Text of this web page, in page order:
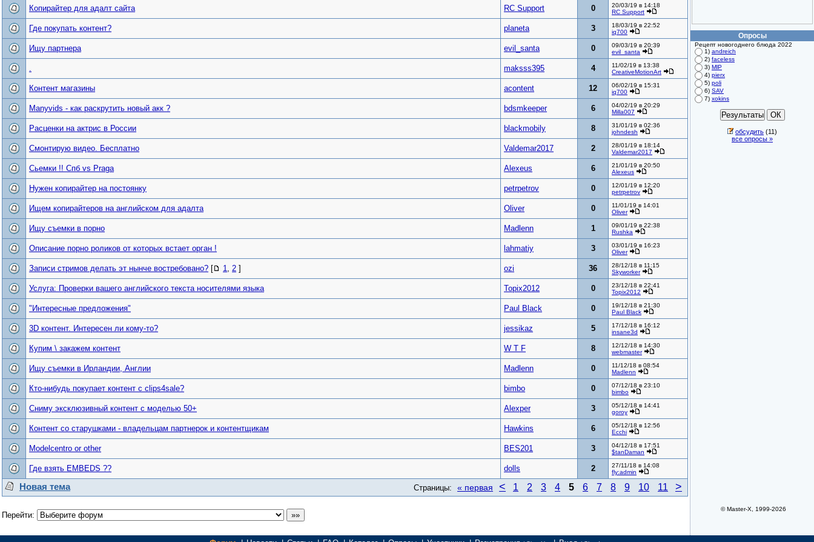
Копирайтер для адалт сайта RC Support 0
20/03/19 в 14:18
RC Support
Где покупать контент? planeta 3
18/03/19 в 22:52
iq700
Ищу партнера evil_santa 0
09/03/19 в 20:39
evil_santa
. maksss395 4
11/02/19 в 13:38
CreativeMotionArt
Контент магазины acontent 12
06/02/19 в 15:31
iq700
Manyvids - как раскрутить новый акк ? bdsmkeeper 6
04/02/19 в 20:29
Milla007
Расценки на актрис в России blackmobily 8
31/01/19 в 02:36
johndesh
Смонтирую видео. Бесплатно Valdemar2017 2
28/01/19 в 18:14
Valdemar2017
Сьемки !! Спб vs Praga Alexeus 6
21/01/19 в 20:50
Alexeus
Нужен копирайтер на постоянку petrpetrov 0
12/01/19 в 12:20
petrpetrov
Ищем копирайтеров на английском для адалта Oliver 0
11/01/19 в 14:01
Oliver
Ищу съемки в порно Madlenn 1
09/01/19 в 22:38
Rushka
Описание порно роликов от которых встает орган ! lahmatiy 3
03/01/19 в 16:23
Oliver
Записи стримов делать эт нынче востребовано? [ 1, 2 ] ozi 36
28/12/18 в 11:15
Skyworker
Услуга: Проверки вашего английского текста носителями языка Topix2012 0
23/12/18 в 22:41
Topix2012
"Интересные предложения" Paul Black 0
19/12/18 в 21:30
Paul Black
3D контент. Интересен ли кому-то? jessikaz 5
17/12/18 в 16:12
insane3d
Купим \ закажем контент W T F 8
12/12/18 в 14:30
webmaster
Ищу съемки в Ирландии, Англии Madlenn 0
11/12/18 в 08:54
Madlenn
Кто-нибудь покупает контент с clips4sale? bimbo 0
07/12/18 в 23:10
bimbo
Сниму эксклюзивный контент с моделью 50+ Alexper 3
05/12/18 в 14:41
goroy
Контент со старушками - владельцам партнерок и контентщикам Hawkins 6
05/12/18 в 12:56
Ecchi
Modelcentro or other BES201 3
04/12/18 в 17:51
$tanDaman
Где взять EMBEDS ?? dolls 2
27/11/18 в 14:08
fly:admin
Новая тема Страницы: « первая < 1 2 3 4 5 6 7 8 9 10 11 >
Перейти:
Опросы
Рецепт новогоднего блюда 2022
1) andreich
2) faceless
3) MlP
4) pierx
5) poli
6) SAV
7) xokins
обсудить (11)
все опросы »
© Master-X, 1999-2026